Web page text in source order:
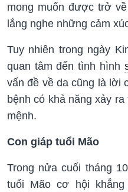
mong muốn được trở
lắng nghe những cảm
Tuy nhiên trong ngày
quan tâm đến tình hình
vấn đề về da cũng là lời
bệnh có khả năng xảy
mệnh.
Con giáp tuổi Mão
Trong nửa cuối tháng
tuổi Mão cơ hội